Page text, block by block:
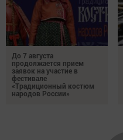
До 7 августа
продолжается прием
заявок на участие в
фестивале
«Традиционный костюм
народов России»